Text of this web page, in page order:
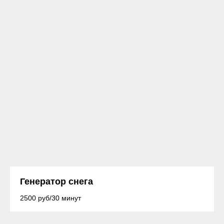
Генератор снега
2500 руб/30 минут